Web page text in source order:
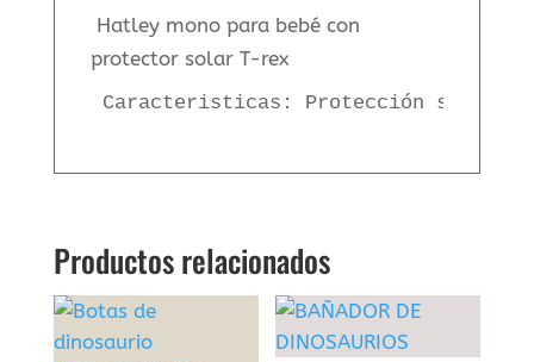
Hatley mono para bebé con
protector solar T-rex
Caracteristicas: Protección solar
Productos relacionados